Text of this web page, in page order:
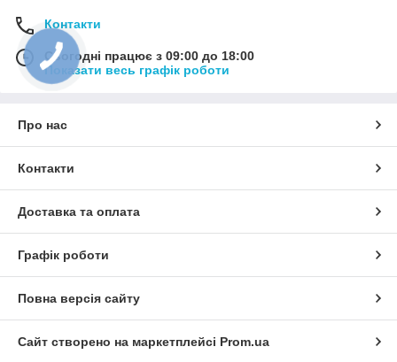
Контакти
Сьогодні працює з 09:00 до 18:00
Показати весь графік роботи
Про нас
Контакти
Доставка та оплата
Графік роботи
Повна версія сайту
Сайт створено на маркетплейсі Prom.ua